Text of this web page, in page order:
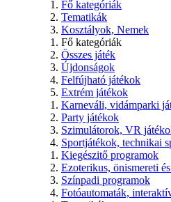
Fő kategóriák
Tematikák
Kosztályok, Nemek
Fő kategóriák
Összes játék
Újdonságok
Felfújható játékok
Extrém játékok
Karneváli, vidámparki
Party játékok
Szimulátorok, VR
Sportjátékok, technikai
Kiegészitő programok
Ezoterikus, önismereti
Színpadi programok
Fotóautomaták,